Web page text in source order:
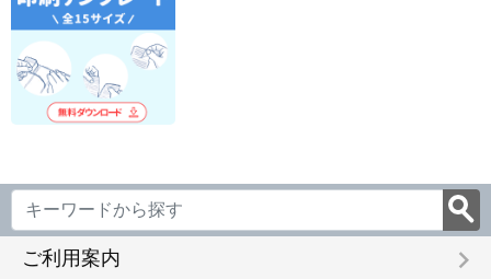
ご利用案内 keyboard_arrow_right